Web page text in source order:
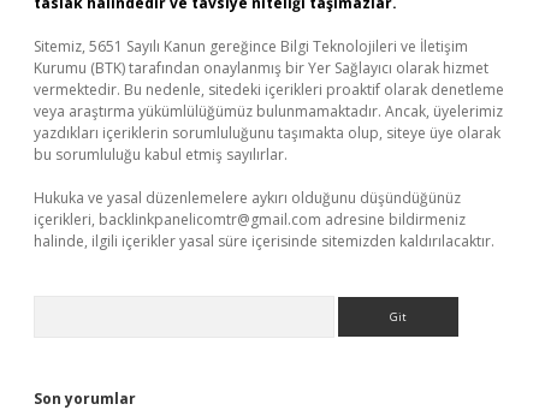
Sitemiz, 5651 Sayılı Kanun gereğince Bilgi Teknolojileri ve İletişim
Kurumu (BTK) tarafından onaylanmış bir Yer Sağlayıcı olarak hizmet
vermektedir. Bu nedenle, sitedeki içerikleri proaktif olarak denetleme
veya araştırma yükümlülüğümüz bulunmamaktadır. Ancak, üyelerimiz
yazdıkları içeriklerin sorumluluğunu taşımakta olup, siteye üye olarak
bu sorumluluğu kabul etmiş sayılırlar.
Hukuka ve yasal düzenlemelere aykırı olduğunu düşündüğünüz
içerikleri, backlinkpanelicomtr@gmail.com adresine bildirmeniz
halinde, ilgili içerikler yasal süre içerisinde sitemizden kaldırılacaktır.
Son yorumlar